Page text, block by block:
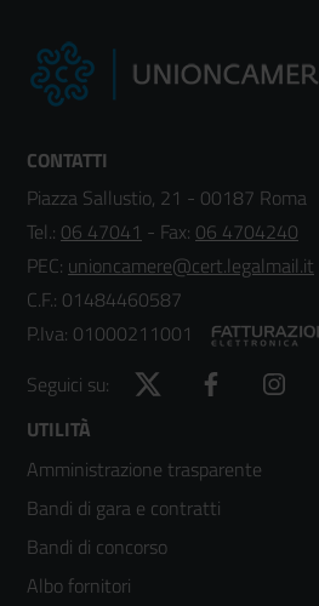
CONTATTI
Piazza Sallustio, 21 - 00187 Roma
Tel.: 06 47041 - Fax: 06 4704240
PEC: unioncamere@cert.legalmail.it
C.F.: 01484460587
P.Iva: 01000211001
Seguici su:
Twitter Facebook
Footer
menù
colonna
2
UTILITÀ
Amministrazione trasparente
Bandi di gara e contratti
Bandi di concorso
Albo fornitori